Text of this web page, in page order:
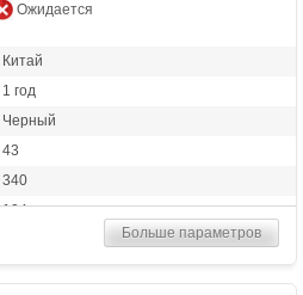
Ожидается
Китай
1 год
Черный
43
340
104
14 дюймов (35,6 см)
48.3
Больше параметров